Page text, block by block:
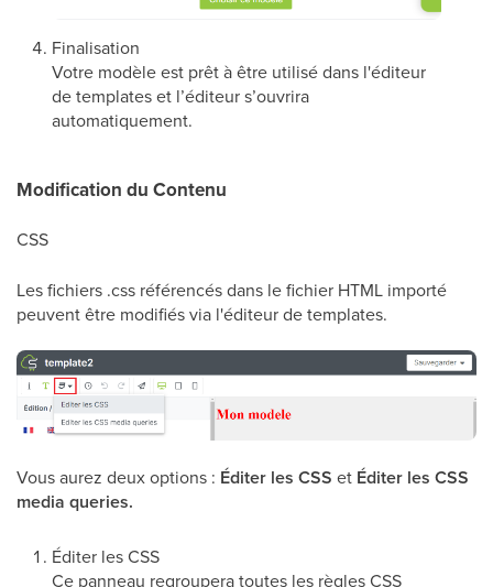
Finalisation
Votre modèle est prêt à être utilisé dans l'éditeur
de templates et l’éditeur s’ouvrira
automatiquement.
Modification du Contenu
CSS
Les fichiers .css référencés dans le fichier HTML importé
peuvent être modifiés via l'éditeur de templates.
Vous aurez deux options : Éditer les CSS et Éditer les CSS
media queries.
Éditer les CSS
Ce panneau regroupera toutes les règles CSS